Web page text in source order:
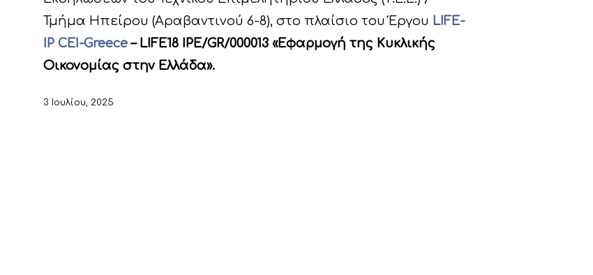
Τμήμα Ηπείρου (Αραβαντινού 6-8), στο πλαίσιο του Έργου LIFE-
IP CEI-Greece– LIFE18 IPE/GR/000013 «Εφαρμογή της Κυκλικής
Οικονομίας στην Ελλάδα».
3 Ιουλίου, 2025